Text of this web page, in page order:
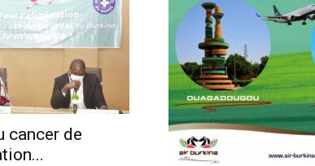
cancer de